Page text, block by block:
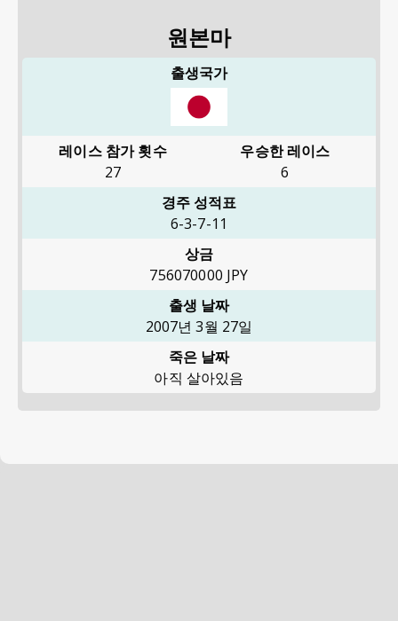
원본마
출생국가
레이스 참가 횟수
27
우승한 레이스
6
경주 성적표
6-3-7-11
상금
756070000 JPY
출생 날짜
2007년 3월 27일
죽은 날짜
아직 살아있음